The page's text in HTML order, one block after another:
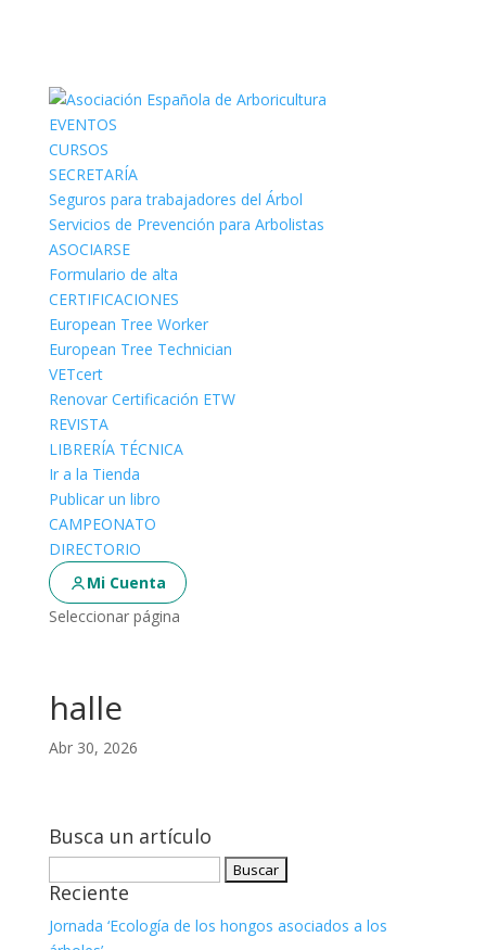
EVENTOS
CURSOS
SECRETARÍA
Seguros para trabajadores del Árbol
Servicios de Prevención para Arbolistas
ASOCIARSE
Formulario de alta
CERTIFICACIONES
European Tree Worker
European Tree Technician
VETcert
Renovar Certificación ETW
REVISTA
LIBRERÍA TÉCNICA
Ir a la Tienda
Publicar un libro
CAMPEONATO
DIRECTORIO
Mi Cuenta
Seleccionar página
halle
Abr 30, 2026
Busca un artículo
Reciente
Jornada ‘Ecología de los hongos asociados a los